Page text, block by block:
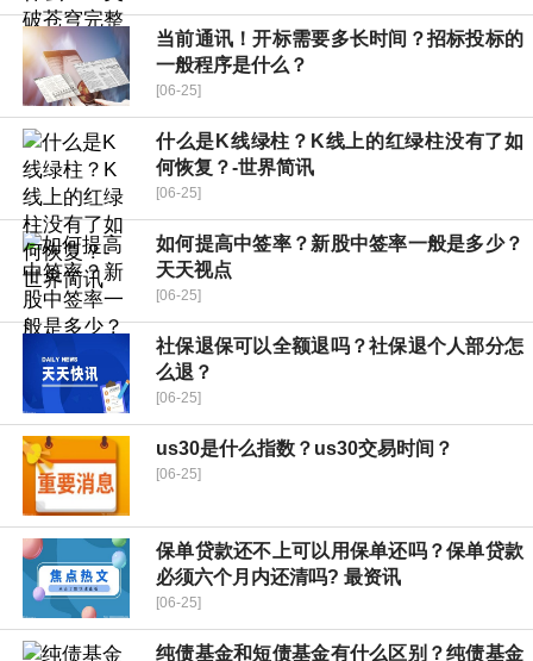
当前通讯！开标需要多长时间？招标投标的
一般程序是什么？
[06-25]
什么是K线绿柱？K线上的红绿柱没有了如
何恢复？-世界简讯
[06-25]
如何提高中签率？新股中签率一般是多少？
天天视点
[06-25]
社保退保可以全额退吗？社保退个人部分怎
么退？
[06-25]
us30是什么指数？us30交易时间？
[06-25]
保单贷款还不上可以用保单还吗？保单贷款
必须六个月内还清吗? 最资讯
[06-25]
纯债基金和短债基金有什么区别？纯债基金